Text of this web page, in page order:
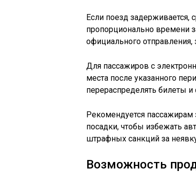
Если поезд задерживается,
пропорционально времени
официального отправления,
Для пассажиров с
места после указанного
перераспределять билеты
Рекомендуется
посадки, чтобы избежать
штрафных санкций за
Возможность